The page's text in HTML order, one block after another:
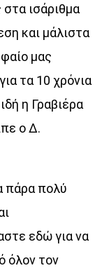
ισάριθμα
και μάλιστα
μας
τα 10 χρόνια
η Γραβιέρα
ο Δ.
πάρα πολύ
εδώ για να
όλον τον